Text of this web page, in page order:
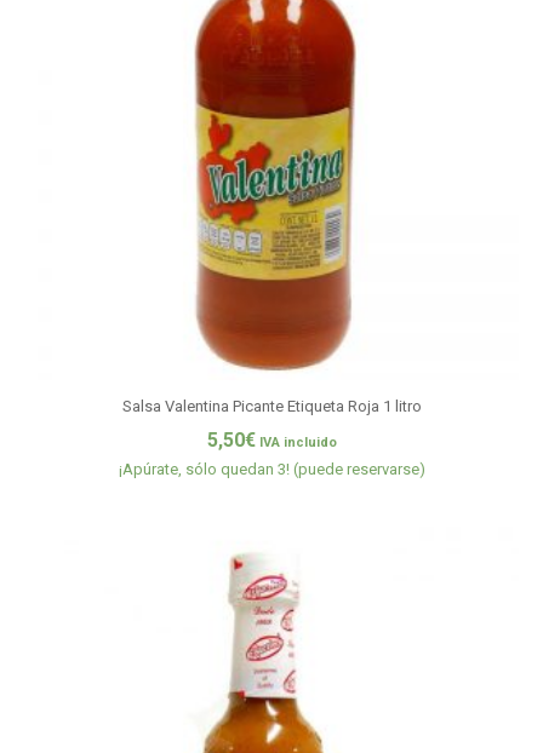
Salsa Valentina Picante Etiqueta Roja 1 litro
5,50€ IVA incluido
¡Apúrate, sólo quedan 3! (puede reservarse)